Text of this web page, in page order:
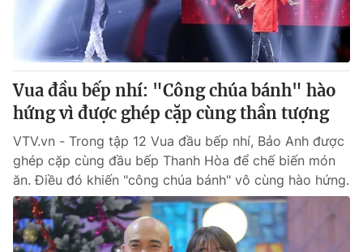
Thị trường 24h Tấm lòng Việt
VTV4 Vươn mình bằng AI
VTV9 VTV8
Liên hệ tòa soạn English
THỜI BÁO VTV
Vua đầu bếp nhí: "Công chúa bánh" hào
hứng vì được ghép cặp cùng thần tượng
VTV.vn - Trong tập 12 Vua đầu bếp nhí, Bảo Anh được
ghép cặp cùng đầu bếp Thanh Hòa để chế biến món
ăn. Điều đó khiến "công chúa bánh" vô cùng hào hứng.